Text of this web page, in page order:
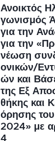
Ανοικτός
γωνισμός
για την
για την
νέωση
ονικών/
ών και
της Εξ
θήκης και
όρησης
2024» με
4